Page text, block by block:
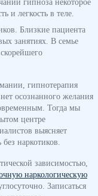
гипноза некоторое
и легкость в теле.
Близкие пациента
занятиях. В семье
гипнотерапия
осознанного желания
Тогда мы
центре
выясняет
наркотиков.
зависимостью,
наркологическую
Записаться